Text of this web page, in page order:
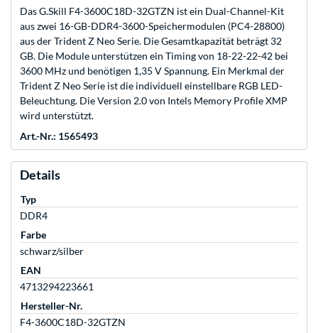
Das G.Skill F4-3600C18D-32GTZN ist ein Dual-Channel-Kit
aus zwei 16-GB-DDR4-3600-Speichermodulen (PC4-28800)
aus der Trident Z Neo Serie. Die Gesamtkapazität beträgt 32
GB. Die Module unterstützen ein Timing von 18-22-22-42 bei
3600 MHz und benötigen 1,35 V Spannung. Ein Merkmal der
Trident Z Neo Serie ist die individuell einstellbare RGB LED-
Beleuchtung. Die Version 2.0 von Intels Memory Profile XMP
wird unterstützt.
Art.-Nr.: 1565493
Details
Typ
DDR4
Farbe
schwarz/silber
EAN
4713294223661
Hersteller-Nr.
F4-3600C18D-32GTZN